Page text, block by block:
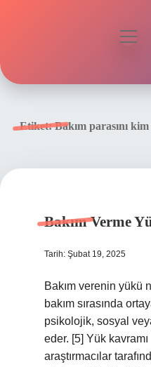
Etiket:Bakım parasını
Bakım Verme
Tarih: Şubat 19, 2025
Bakım verenin yükü
bakım sırasında
psikolojik, sosyal
eder. [5] Yük
araştırmacılar